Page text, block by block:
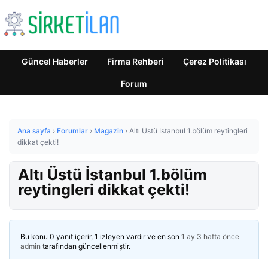
Güncel Haberler Firma Rehberi Çerez Politikası
Forum
Ana sayfa › Forumlar › Magazin › Altı Üstü İstanbul 1.bölüm reytingleri
dikkat çekti!
Altı Üstü İstanbul 1.bölüm
reytingleri dikkat çekti!
Bu konu 0 yanıt içerir, 1 izleyen vardır ve en son 1 ay 3 hafta önce
admin tarafından güncellenmiştir.